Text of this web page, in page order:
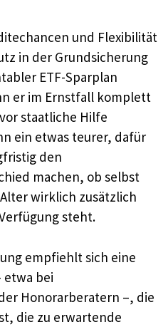
und Flexibilität
in der Grundsicherung
ETF-Sparplan
er im Ernstfall komplett
staatliche Hilfe
ein etwas teurer, dafür
den
machen, ob selbst
wirklich zusätzlich
steht.
empfiehlt sich eine
etwa bei
Honorarberatern –, die
die zu erwartende